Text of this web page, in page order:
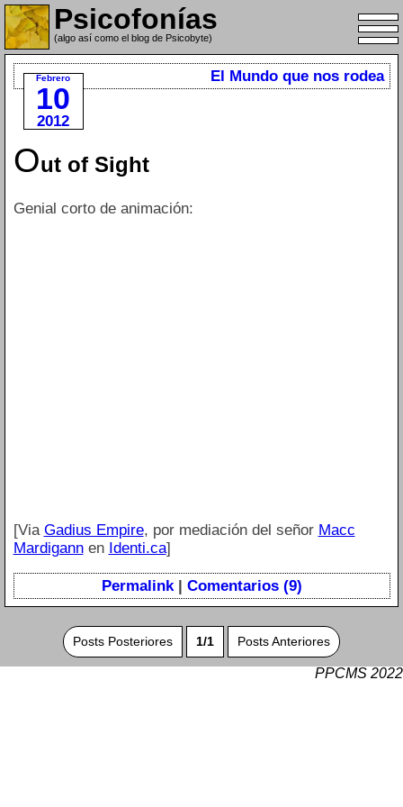
Psicofonías
(algo así como el blog de Psicobyte)
Febrero
10
2012
El Mundo que nos rodea
Out of Sight
Genial corto de animación:
[Via Gadius Empire, por mediación del señor Macc
Mardigannen Identi.ca]
Permalink| Comentarios (9)
Posts Posteriores 1/1 Posts Anteriores
PPCMS 2022